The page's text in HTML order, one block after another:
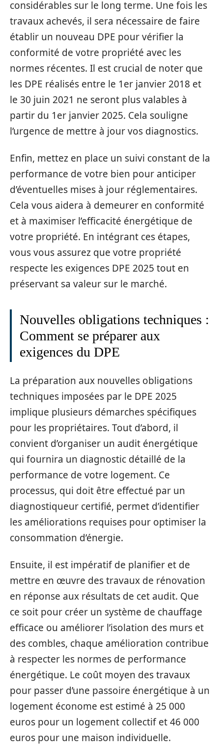
considérables sur le long terme. Une fois les
travaux achevés, il sera nécessaire de faire
établir un nouveau DPE pour vérifier la
conformité de votre propriété avec les
normes récentes. Il est crucial de noter que
les DPE réalisés entre le 1er janvier 2018 et
le 30 juin 2021 ne seront plus valables à
partir du 1er janvier 2025. Cela souligne
l’urgence de mettre à jour vos diagnostics.
Enfin, mettez en place un suivi constant de la
performance de votre bien pour anticiper
d’éventuelles mises à jour réglementaires.
Cela vous aidera à demeurer en conformité
et à maximiser l’efficacité énergétique de
votre propriété. En intégrant ces étapes,
vous vous assurez que votre propriété
respecte les exigences DPE 2025 tout en
préservant sa valeur sur le marché.
Nouvelles obligations techniques :
Comment se préparer aux
exigences du DPE
La préparation aux nouvelles obligations
techniques imposées par le DPE 2025
implique plusieurs démarches spécifiques
pour les propriétaires. Tout d’abord, il
convient d’organiser un audit énergétique
qui fournira un diagnostic détaillé de la
performance de votre logement. Ce
processus, qui doit être effectué par un
diagnostiqueur certifié, permet d’identifier
les améliorations requises pour optimiser la
consommation d’énergie.
Ensuite, il est impératif de planifier et de
mettre en œuvre des travaux de rénovation
en réponse aux résultats de cet audit. Que
ce soit pour créer un système de chauffage
efficace ou améliorer l’isolation des murs et
des combles, chaque amélioration contribue
à respecter les normes de performance
énergétique. Le coût moyen des travaux
pour passer d’une passoire énergétique à un
logement économe est estimé à 25 000
euros pour un logement collectif et 46 000
euros pour une maison individuelle.